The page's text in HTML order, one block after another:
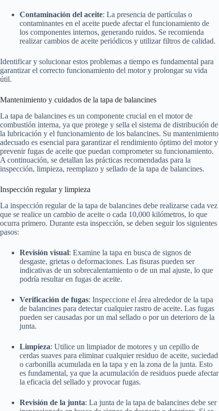
Contaminación del aceite: La presencia de partículas o
contaminantes en el aceite puede afectar el funcionamiento de
los componentes internos, generando ruidos. Se recomienda
realizar cambios de aceite periódicos y utilizar filtros de calidad.
Identificar y solucionar estos problemas a tiempo es fundamental para
garantizar el correcto funcionamiento del motor y prolongar su vida
útil.
Mantenimiento y cuidados de la tapa de balancines
La tapa de balancines es un componente crucial en el motor de
combustión interna, ya que protege y sella el sistema de distribución de
la lubricación y el funcionamiento de los balancines. Su mantenimiento
adecuado es esencial para garantizar el rendimiento óptimo del motor y
prevenir fugas de aceite que puedan comprometer su funcionamiento.
A continuación, se detallan las prácticas recomendadas para la
inspección, limpieza, reemplazo y sellado de la tapa de balancines.
Inspección regular y limpieza
La inspección regular de la tapa de balancines debe realizarse cada vez
que se realice un cambio de aceite o cada 10,000 kilómetros, lo que
ocurra primero. Durante esta inspección, se deben seguir los siguientes
pasos:
Revisión visual: Examine la tapa en busca de signos de
desgaste, grietas o deformaciones. Las fisuras pueden ser
indicativas de un sobrecalentamiento o de un mal ajuste, lo que
podría resultar en fugas de aceite.
Verificación de fugas: Inspeccione el área alrededor de la tapa
de balancines para detectar cualquier rastro de aceite. Las fugas
pueden ser causadas por un mal sellado o por un deterioro de la
junta.
Limpieza: Utilice un limpiador de motores y un cepillo de
cerdas suaves para eliminar cualquier residuo de aceite, suciedad
o carbonilla acumulada en la tapa y en la zona de la junta. Esto
es fundamental, ya que la acumulación de residuos puede afectar
la eficacia del sellado y provocar fugas.
Revisión de la junta: La junta de la tapa de balancines debe ser